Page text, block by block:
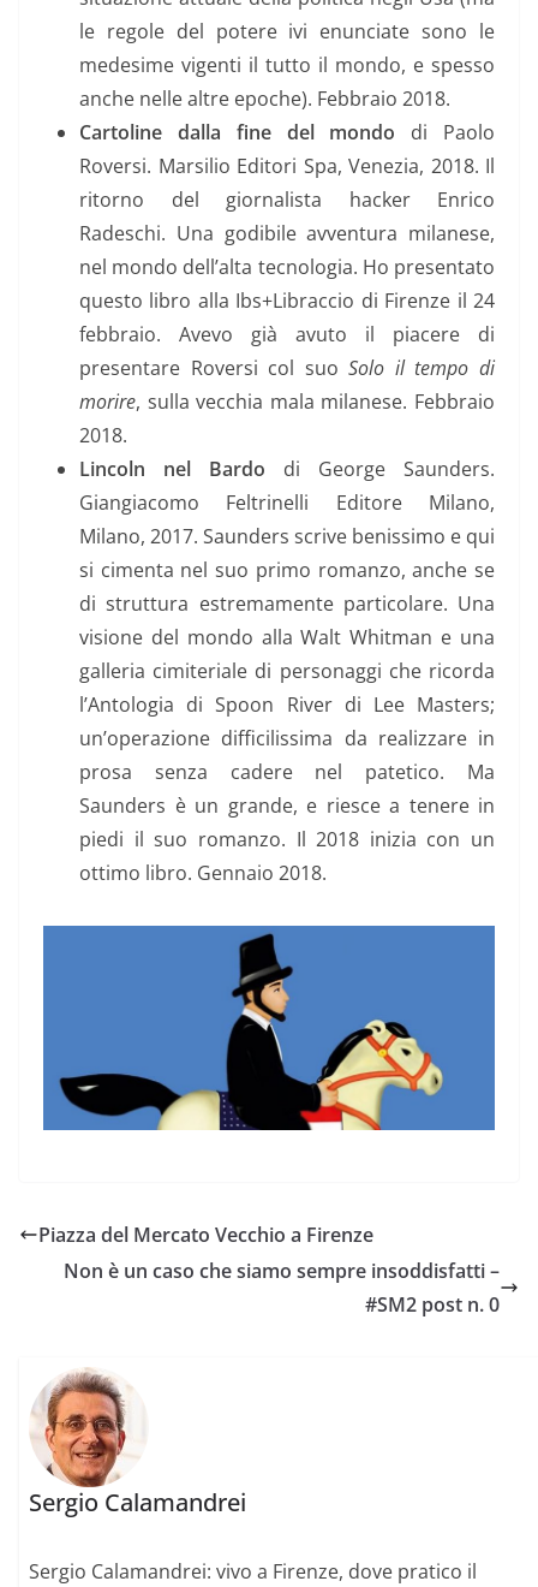
le regole del potere ivi enunciate sono le
medesime vigenti il tutto il mondo, e spesso
anche nelle altre epoche). Febbraio 2018.
Cartoline dalla fine del mondo di Paolo
Roversi. Marsilio Editori Spa, Venezia, 2018. Il
ritorno del giornalista hacker Enrico
Radeschi. Una godibile avventura milanese,
nel mondo dell’alta tecnologia. Ho presentato
questo libro alla Ibs+Libraccio di Firenze il 24
febbraio. Avevo già avuto il piacere di
presentare Roversi col suoSolo il tempo di
morire, sulla vecchia mala milanese. Febbraio
2018.
Lincoln nel Bardo di George Saunders.
Giangiacomo Feltrinelli Editore Milano,
Milano, 2017. Saunders scrive benissimo e qui
si cimenta nel suo primo romanzo, anche se
di struttura estremamente particolare. Una
visione del mondo alla Walt Whitman e una
galleria cimiteriale di personaggi che ricorda
l’Antologia di Spoon River di Lee Masters;
un’operazione difficilissima da realizzare in
prosa senza cadere nel patetico. Ma
Saunders è un grande, e riesce a tenere in
piedi il suo romanzo. Il 2018 inizia con un
ottimo libro. Gennaio 2018.
Piazza del Mercato Vecchio a Firenze
Non è un caso che siamo sempre insoddisfatti –
#SM2 post n. 0
Sergio Calamandrei
Sergio Calamandrei: vivo a Firenze, dove pratico il